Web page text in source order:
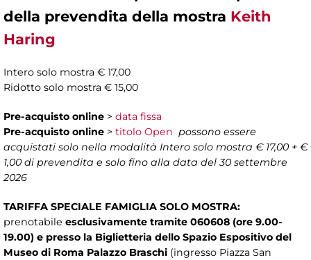
della prevendita della mostra Keith
Haring
Intero solo mostra € 17,00
Ridotto solo mostra € 15,00
Pre-acquisto online > data fissa
Pre-acquisto online > titolo Open possono essere
acquistati solo nella modalità Intero solo mostra € 17,00 + €
1,00 di prevendita e solo fino alla data del 30 settembre
2026
TARIFFA SPECIALE FAMIGLIA SOLO MOSTRA:
prenotabile esclusivamente tramite 060608 (ore 9.00-
19.00) e presso la Biglietteria dello Spazio Espositivo del
Museo di Roma Palazzo Braschi (ingresso Piazza San